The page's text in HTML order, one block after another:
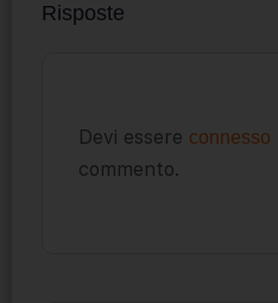
Risposte
Devi essere connesso
commento.